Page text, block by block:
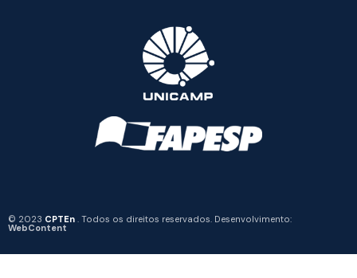
© 2023 CPTEn . Todos os direitos reservados. Desenvolvimento:
WebContent